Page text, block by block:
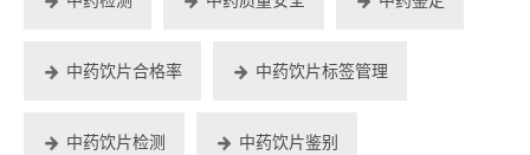
中药饮片合格率 中药饮片标签管理
中药饮片检测 中药饮片鉴别